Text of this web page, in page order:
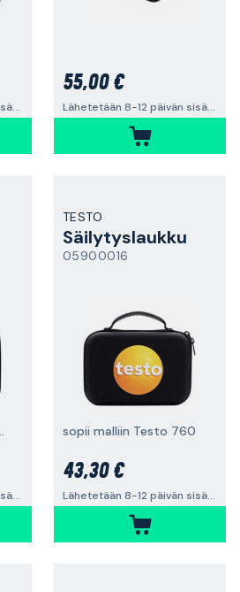
Lähetetään 8-12 päivän sisällä
55,00 €
Lähetetään 8-12 päivän sisällä
malli
Lähetetään 8-12 päivän sisällä
TESTO
Säilytyslaukku
05900016
sopii malliin Testo 760
43,30 €
Lähetetään 8-12 päivän sisällä